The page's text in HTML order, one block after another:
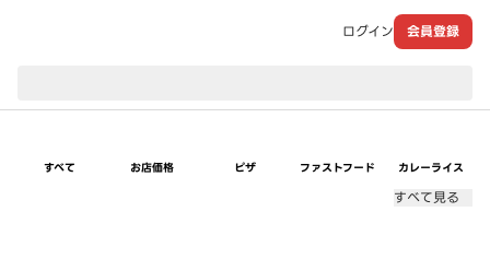
ログイン 会員登録
すべて お店価格 ピザ ファストフード カレーライス
すべて見る